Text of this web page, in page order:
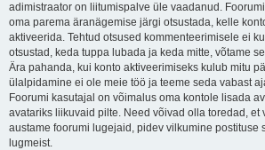
adimistraator on liitumispalve üle vaadanud.
oma parema äranägemise järgi otsustada, kelle
aktiveerida. Tehtud otsused kommenteerimisele ei
otsustad, keda tuppa lubada ja keda mitte, võtame
Ära pahanda, kui konto aktiveerimiseks kulub mitu
ülalpidamine ei ole meie töö ja teeme seda vabast
Foorumi kasutajal on võimalus oma kontole lisada
avatariks liikuvaid pilte. Need võivad olla toredad, et
austame foorumi lugejaid, pidev vilkumine postituse
lugmeist.